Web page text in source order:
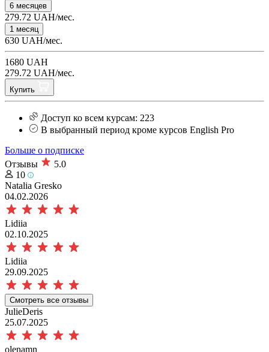
6 месяцев
279.72 UAH/мес.
1 месяц
630 UAH/мес.
1680 UAH
279.72 UAH/мес.
Купить
Доступ ко всем курсам: 223
В выбранный период кроме курсов English Pro
Больше о подписке
Отзывы
5.0
10
Natalia Gresko
04.02.2026
Lidiia
02.10.2025
Lidiia
29.09.2025
Смотреть все отзывы
JulieDeris
25.07.2025
olenamn